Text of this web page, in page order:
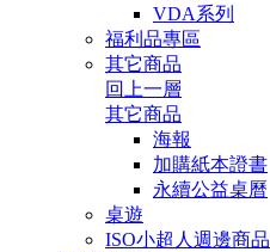
VDA系列
福利品專區
其它商品
回上一層
其它商品
海報
加購紙本證書
永續公益桌曆
桌遊
ISO小超人週邊商品